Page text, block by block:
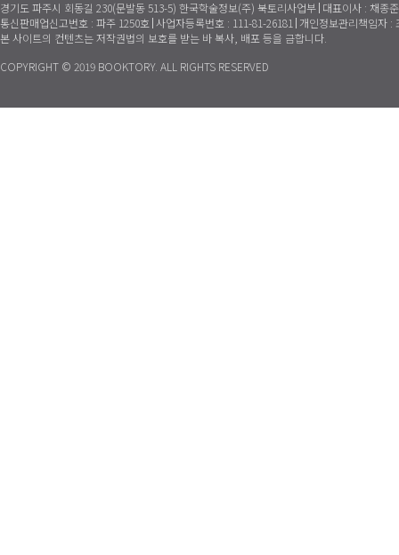
경기도 파주시 회동길 230(문발동 513-5) 한국학술정보(주) 북토리사업부 대표이사 : 채종준
통신판매업신고번호 : 파주 1250호 사업자등록번호 : 111-81-26181 개인정보관리책임자 :
본 사이트의 컨텐츠는 저작권법의 보호를 받는 바 복사, 배포 등을 금합니다.
COPYRIGHT © 2019 BOOKTORY. ALL RIGHTS RESERVED